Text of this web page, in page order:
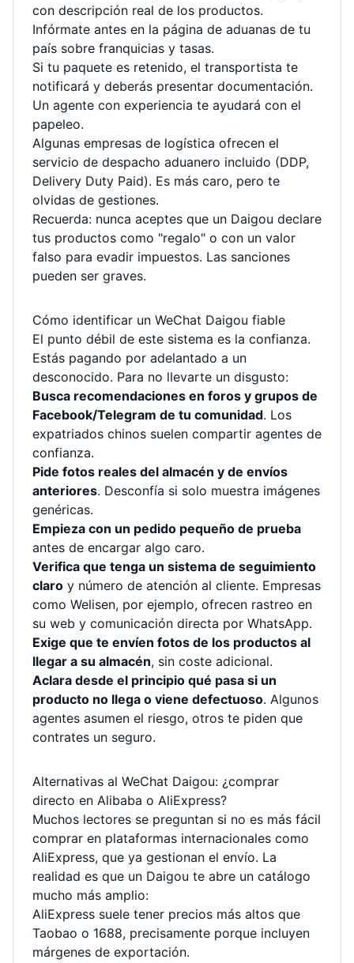
con descripción real de los productos.
Infórmate antes en la página de aduanas de tu
país sobre franquicias y tasas.
Si tu paquete es retenido, el transportista te
notificará y deberás presentar documentación.
Un agente con experiencia te ayudará con el
papeleo.
Algunas empresas de logística ofrecen el
servicio de despacho aduanero incluido (DDP,
Delivery Duty Paid). Es más caro, pero te
olvidas de gestiones.
Recuerda: nunca aceptes que un Daigou declare
tus productos como "regalo" o con un valor
falso para evadir impuestos. Las sanciones
pueden ser graves.
Cómo identificar un WeChat Daigou fiable
El punto débil de este sistema es la confianza.
Estás pagando por adelantado a un
desconocido. Para no llevarte un disgusto:
Busca recomendaciones en foros y grupos de
Facebook/Telegram de tu comunidad. Los
expatriados chinos suelen compartir agentes de
confianza.
Pide fotos reales del almacén y de envíos
anteriores. Desconfía si solo muestra imágenes
genéricas.
Empieza con un pedido pequeño de prueba
antes de encargar algo caro.
Verifica que tenga un sistema de seguimiento
claro y número de atención al cliente. Empresas
como Welisen, por ejemplo, ofrecen rastreo en
su web y comunicación directa por WhatsApp.
Exige que te envíen fotos de los productos al
llegar a su almacén, sin coste adicional.
Aclara desde el principio qué pasa si un
producto no llega o viene defectuoso. Algunos
agentes asumen el riesgo, otros te piden que
contrates un seguro.
Alternativas al WeChat Daigou: ¿comprar
directo en Alibaba o AliExpress?
Muchos lectores se preguntan si no es más fácil
comprar en plataformas internacionales como
AliExpress, que ya gestionan el envío. La
realidad es que un Daigou te abre un catálogo
mucho más amplio:
AliExpress suele tener precios más altos que
Taobao o 1688, precisamente porque incluyen
márgenes de exportación.